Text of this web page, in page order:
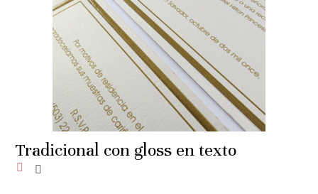
Tradicional con gloss en texto
Añadir a la lista de deseos